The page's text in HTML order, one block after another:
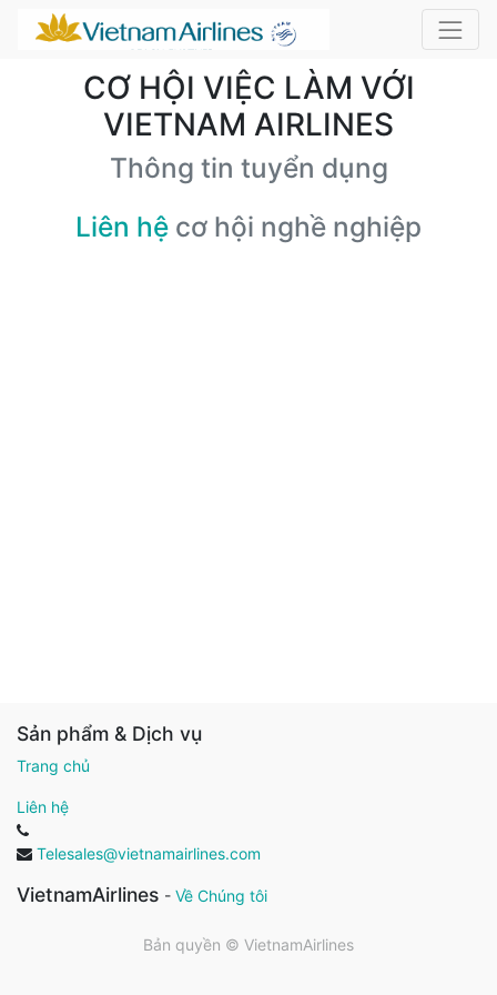
CƠ HỘI VIỆC LÀM VỚI
VIETNAM AIRLINES
Thông tin tuyển dụng
Liên hệ cơ hội nghề nghiệp
Sản phẩm & Dịch vụ
Trang chủ
Liên hệ
Telesales@vietnamairlines.com
VietnamAirlines - Về Chúng tôi
Bản quyền © VietnamAirlines